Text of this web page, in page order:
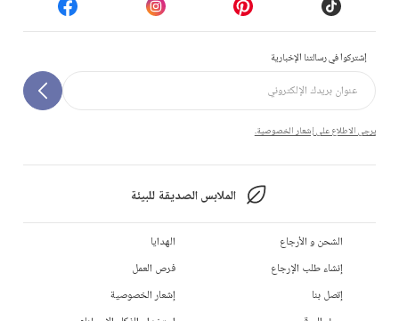
إشتركوا في رسالتنا الإخبارية
يرجى الاطلاع على إشعار الخصوصية.
الملابس الصديقة للبيئة
الشحن و الأرجاع
إنشاء طلب الإرجاع
إتصل بنا
الهدايا
فرص العمل
إشعار الخصوصية